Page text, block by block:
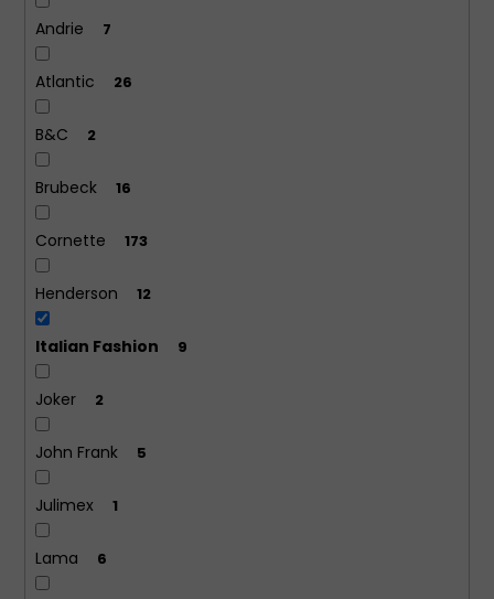
Andrie 7
Atlantic 26
B&C 2
Brubeck 16
Cornette 173
Henderson 12
Italian Fashion 9
Joker 2
John Frank 5
Julimex 1
Lama 6